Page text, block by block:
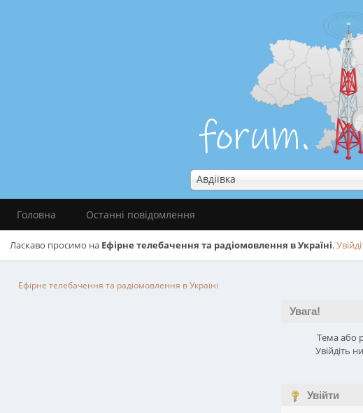
Авдіївка
Головна Останні повідомлення
Ласкаво просимо на Ефірне телебачення та радіомовлення в Україні.
Ефірне телебачення та радіомовлення в Україні
Увага!
Тема або
Увійдіть
Увійти